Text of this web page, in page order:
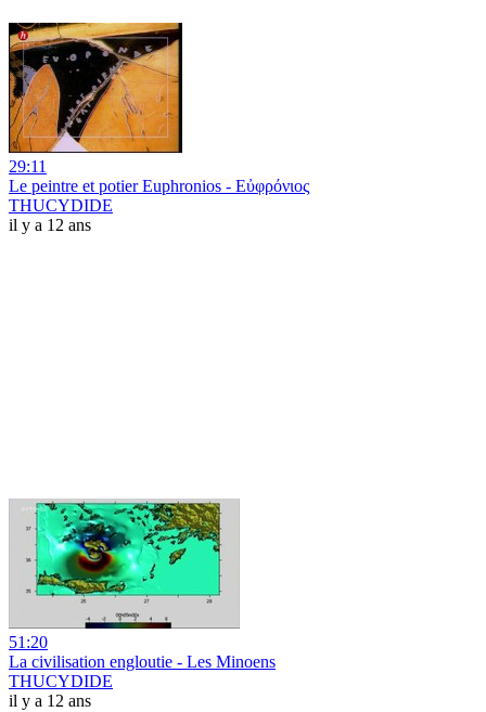
29:11
Le peintre et potier Euphronios - Εὐφρόνιος
THUCYDIDE
il y a 12 ans
51:20
La civilisation engloutie - Les Minoens
THUCYDIDE
il y a 12 ans